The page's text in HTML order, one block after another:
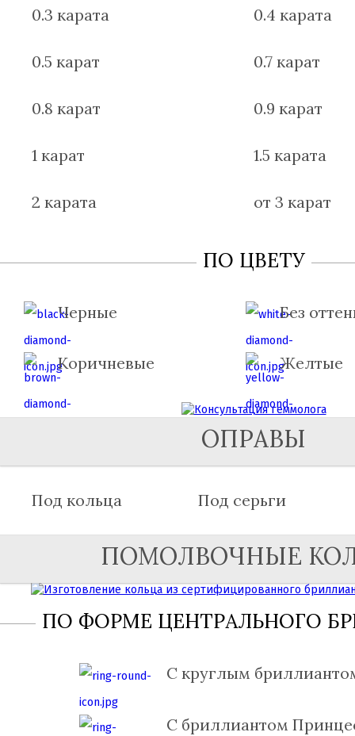
0.3 карата 0.4 карата
0.5 карат 0.7 карат
0.8 карат 0.9 карат
1 карат 1.5 карата
2 карата от 3 карат
ПО ЦВЕТУ
Черные Без
Коричневые Желтые
ОПРАВЫ
Под кольца Под серьги
ПОМОЛВОЧНЫЕ
ПО ФОРМЕ ЦЕНТРАЛЬНОГО
С круглым
С бриллиантом